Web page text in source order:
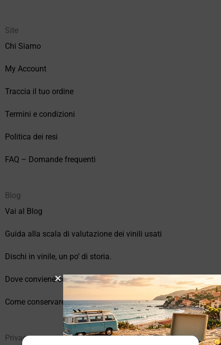
Site
Chi Siamo
My Account
Traccia il tuo ordine
Termini e condizioni
Politica dei resi
FAQ – Domande frequenti
Blog
Vai al Blog
Guida alla scala di valutazione dei vinili usati
Dischi in vinile, un po’ di storia.
Dove conviene comprare vinili online?
Come conservare correttamente i vinili usati
Privacy